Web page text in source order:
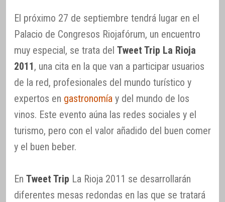
El próximo 27 de septiembre tendrá lugar en el
Palacio de Congresos Riojafórum, un encuentro
muy especial, se trata del Tweet Trip La Rioja
2011, una cita en la que van a participar usuarios
de la red, profesionales del mundo turístico y
expertos en gastronomía y del mundo de los
vinos. Este evento aúna las redes sociales y el
turismo, pero con el valor añadido del buen comer
y el buen beber.
En Tweet Trip La Rioja 2011 se desarrollarán
diferentes mesas redondas en las que se tratará